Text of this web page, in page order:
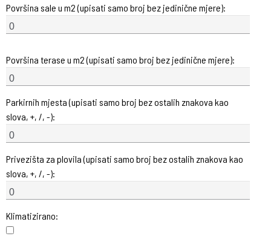
Površina sale u m2 (upisati samo broj bez jedinične mjere):
Površina terase u m2 (upisati samo broj bez jedinične mjere):
Parkirnih mjesta (upisati samo broj bez ostalih znakova kao
slova, +, /, -):
Privezišta za plovila (upisati samo broj bez ostalih znakova kao
slova, +, /, -):
Klimatizirano: